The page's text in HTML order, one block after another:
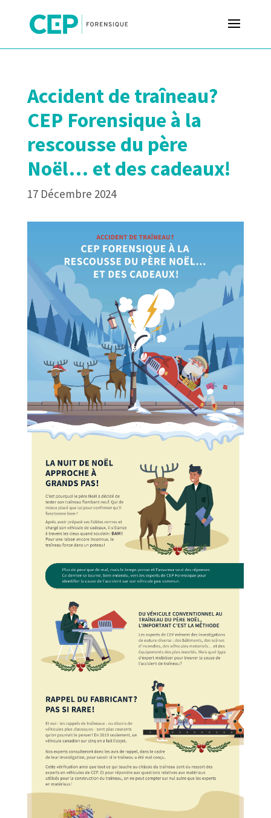
Accident de traîneau?
CEP Forensique à la
rescousse du père
Noël… et des cadeaux!
17 Décembre 2024